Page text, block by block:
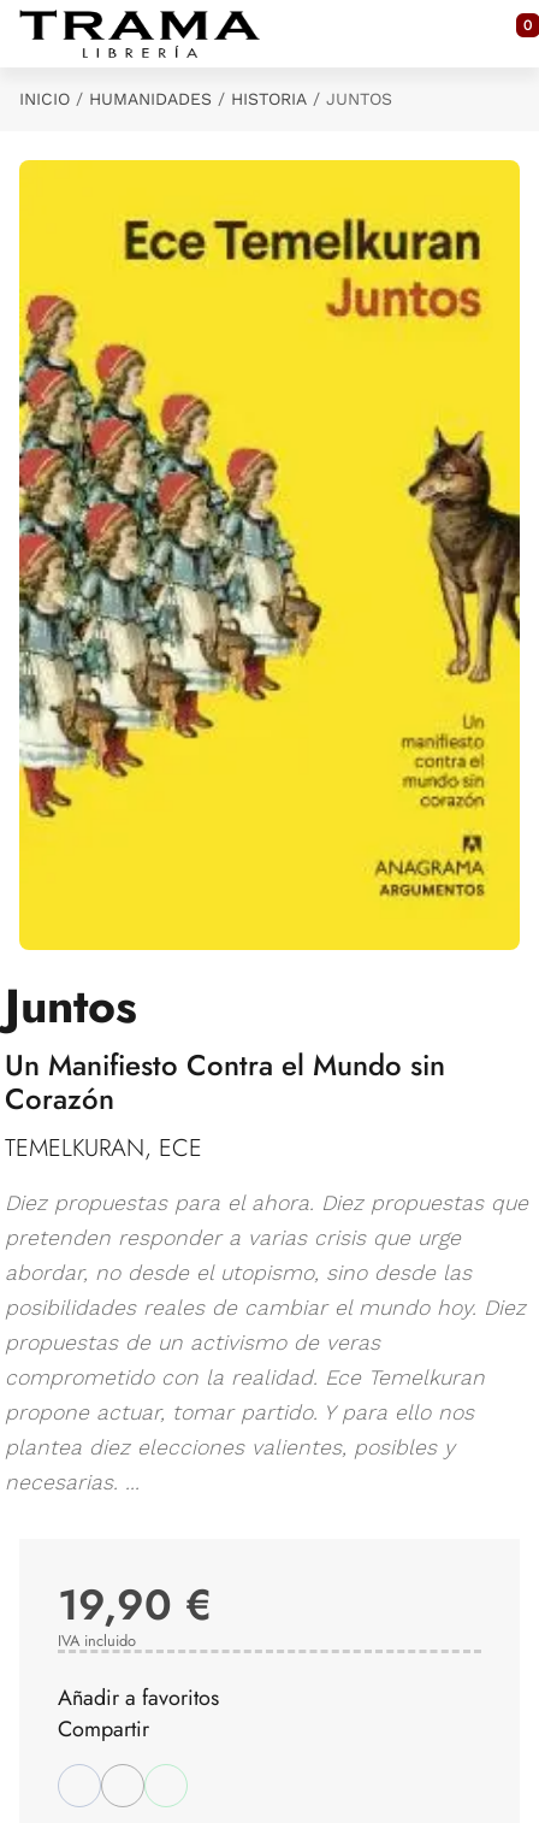
Saltar al contenido principal
0
INICIO HUMANIDADES HISTORIA JUNTOS
Juntos
Un Manifiesto Contra el Mundo sin
Corazón
TEMELKURAN, ECE
Diez propuestas para el ahora. Diez propuestas que
pretenden responder a varias crisis que urge
abordar, no desde el utopismo, sino desde las
posibilidades reales de cambiar el mundo hoy. Diez
propuestas de un activismo de veras
comprometido con la realidad. Ece Temelkuran
propone actuar, tomar partido. Y para ello nos
plantea diez elecciones valientes, posibles y
necesarias. ...
19,90 €
IVA incluido
Añadir a favoritos
Compartir